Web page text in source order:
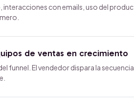
interacciones con emails, uso del
de ventas en crecimiento
funnel. El vendedor dispara la